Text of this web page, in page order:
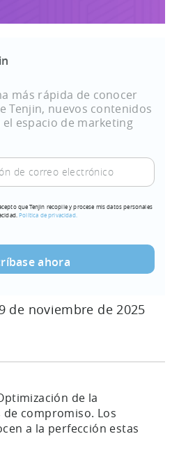
más rápida de conocer
Tenjin, nuevos contenidos
espacio de marketing
que Tenjin recopile y procese mis datos personales
Política de privacidad.
de noviembre de 2025
de la
compromiso. Los
a la perfección estas